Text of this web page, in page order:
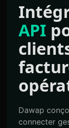
API
Dawap
connecter